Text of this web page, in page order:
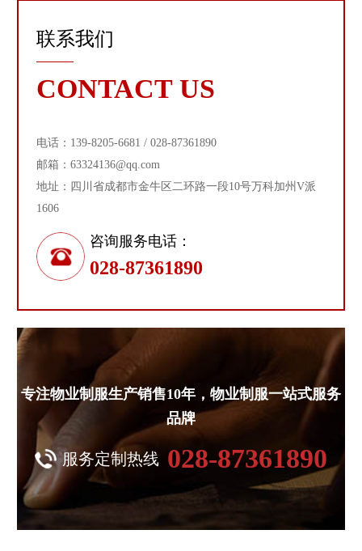
联系我们
CONTACT US
电话：139-8205-6681 / 028-87361890
邮箱：63324136@qq.com
地址：四川省成都市金牛区二环路一段10号万科加州V派
1606
咨询服务电话：
028-87361890
专注物业制服生产销售10年，物业制服一站式服务
品牌
服务定制热线 028-87361890